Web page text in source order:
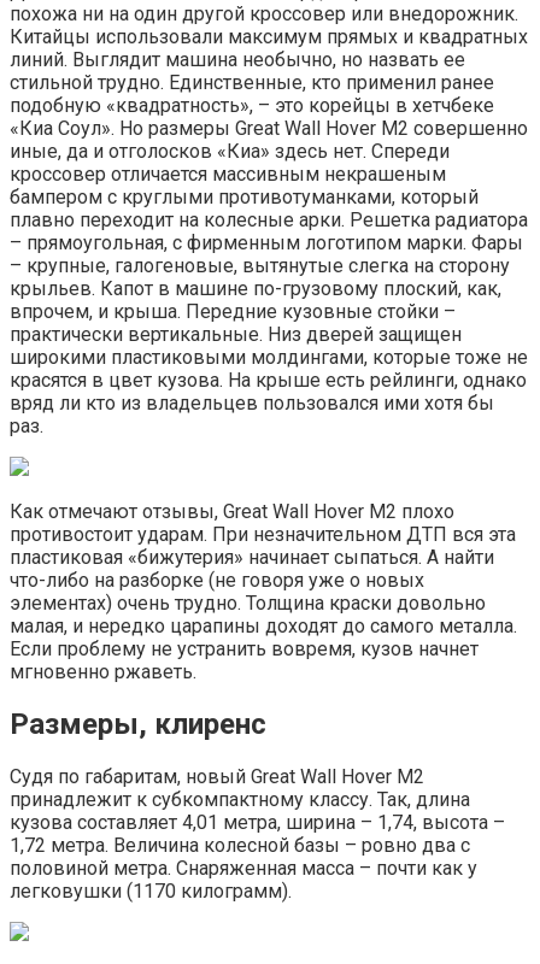
похожа ни на один другой кроссовер или внедорожник.
Китайцы использовали максимум прямых и квадратных
линий. Выглядит машина необычно, но назвать ее
стильной трудно. Единственные, кто применил ранее
подобную «квадратность», – это корейцы в хетчбеке
«Киа Соул». Но размеры Great Wall Hover M2 совершенно
иные, да и отголосков «Киа» здесь нет. Спереди
кроссовер отличается массивным некрашеным
бампером с круглыми противотуманками, который
плавно переходит на колесные арки. Решетка радиатора
– прямоугольная, с фирменным логотипом марки. Фары
– крупные, галогеновые, вытянутые слегка на сторону
крыльев. Капот в машине по-грузовому плоский, как,
впрочем, и крыша. Передние кузовные стойки –
практически вертикальные. Низ дверей защищен
широкими пластиковыми молдингами, которые тоже не
красятся в цвет кузова. На крыше есть рейлинги, однако
вряд ли кто из владельцев пользовался ими хотя бы
раз.
Как отмечают отзывы, Great Wall Hover M2 плохо
противостоит ударам. При незначительном ДТП вся эта
пластиковая «бижутерия» начинает сыпаться. А найти
что-либо на разборке (не говоря уже о новых
элементах) очень трудно. Толщина краски довольно
малая, и нередко царапины доходят до самого металла.
Если проблему не устранить вовремя, кузов начнет
мгновенно ржаветь.
Размеры, клиренс
Судя по габаритам, новый Great Wall Hover M2
принадлежит к субкомпактному классу. Так, длина
кузова составляет 4,01 метра, ширина – 1,74, высота –
1,72 метра. Величина колесной базы – ровно два с
половиной метра. Снаряженная масса – почти как у
легковушки (1170 килограмм).